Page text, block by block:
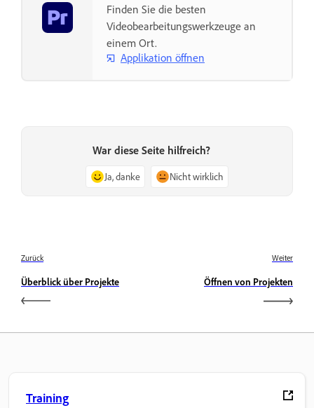
Finden Sie die besten
Videobearbeitungswerkzeuge an
einem Ort.
Applikation öffnen
War diese Seite hilfreich?
Ja, danke Nicht wirklich
Zurück
Überblick über Projekte
Weiter
Öffnen von Projekten
Training